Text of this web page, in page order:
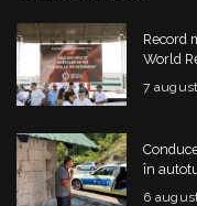
Record
World
pui
7
în
6